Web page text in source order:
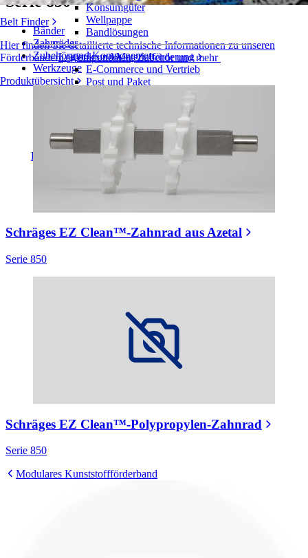
Belt Finder
Hier finden Sie detaillierte technische Informationen zu unseren
Förderbändern, Komponenten, Zubehör und mehr
Produktübersicht
Konsumgüter
Wellpappe
Bandlösungen
Logistik und Materialförderung
E-Commerce und Vertrieb
Post und Paket
Reifen- und Automobilindustrie
Automobilindustrie
EV-Batterien
Industrieproduktion
Branchenübersicht
Bänder
Zahnräder
Zubehör und Komponenten
Werkzeuge
Schräges EZ Clean™-Zahnrad aus Azetal
Serie 850
Schräges EZ Clean™-Polypropylen-Zahnrad
Serie 850
Modulares Kunststoffförderband